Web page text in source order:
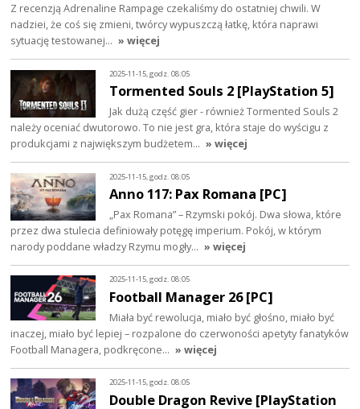
Z recenzją Adrenaline Rampage czekaliśmy do ostatniej chwili. W
nadziei, że coś się zmieni, twórcy wypuszczą łatkę, która naprawi
sytuację testowanej… » więcej
2025-11-15, godz. 08:05
Tormented Souls 2 [PlayStation 5]
Jak dużą część gier - również Tormented Souls 2
należy oceniać dwutorowo. To nie jest gra, która staje do wyścigu z
produkcjami z największym budżetem… » więcej
2025-11-15, godz. 08:05
Anno 117: Pax Romana [PC]
„Pax Romana” – Rzymski pokój. Dwa słowa, które
przez dwa stulecia definiowały potęgę imperium. Pokój, w którym
narody poddane władzy Rzymu mogły… » więcej
2025-11-15, godz. 08:05
Football Manager 26 [PC]
Miała być rewolucja, miało być głośno, miało być
inaczej, miało być lepiej – rozpalone do czerwoności apetyty fanatyków
Football Managera, podkręcone… » więcej
2025-11-15, godz. 08:05
Double Dragon Revive [PlayStation